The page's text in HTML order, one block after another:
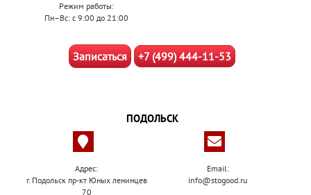
Режим работы:
Пн–Вс: с 9:00 до 21:00
Записаться +7 (499) 444-11-53
ПОДОЛЬСК
Адрес:
г. Подольск пр-кт Юных ленинцев
70
Email:
info@stogood.ru